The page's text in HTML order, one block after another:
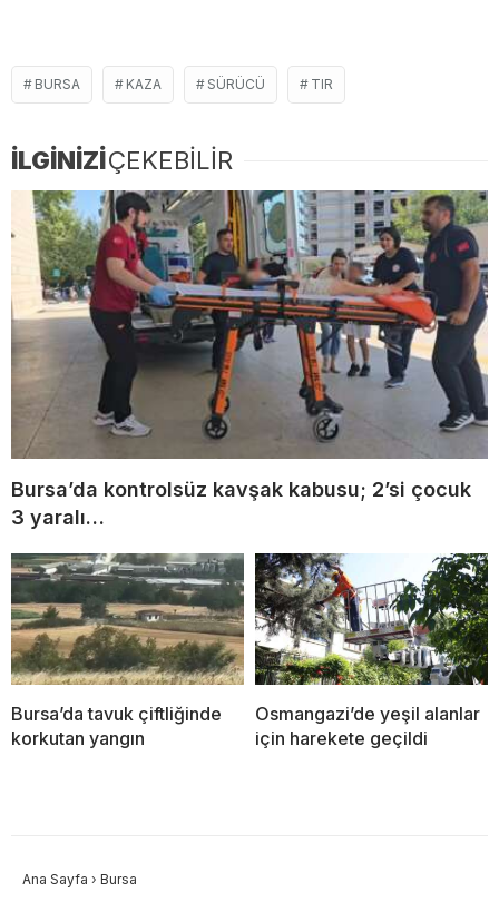
BURSA KAZA SÜRÜCÜ TIR
İLGİNİZİÇEKEBİLİR
Bursa’da kontrolsüz kavşak kabusu; 2’si çocuk
3 yaralı…
Bursa’da tavuk çiftliğinde
korkutan yangın
Osmangazi’de yeşil alanlar
için harekete geçildi
Ana Sayfa › Bursa